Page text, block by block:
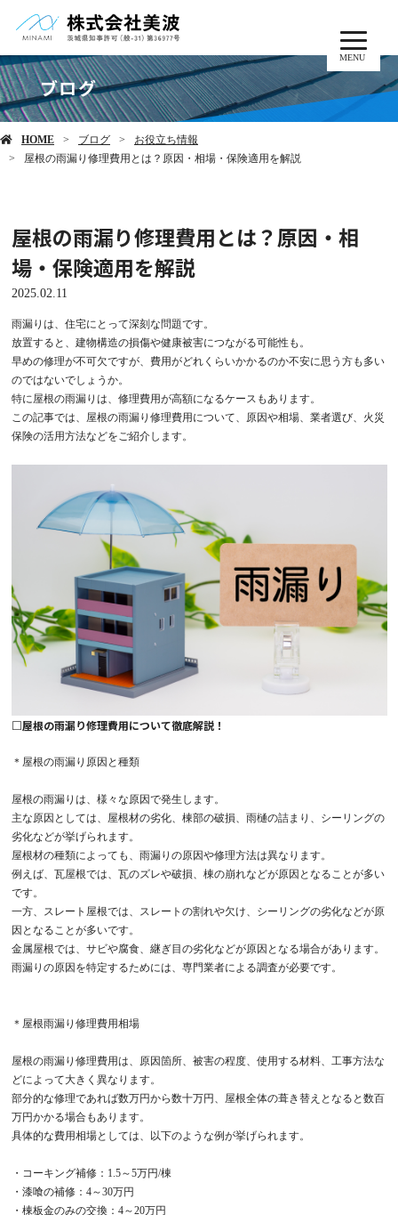
MENU
ブログ
HOME ブログ
お役立ち情報
屋根の雨漏り修理費用とは？原因・相場・保険適用を解説
屋根の雨漏り修理費用とは？原因・相
場・保険適用を解説
2025.02.11
雨漏りは、住宅にとって深刻な問題です。
放置すると、建物構造の損傷や健康被害につながる可能性も。
早めの修理が不可欠ですが、費用がどれくらいかかるのか不安に思う方も多い
のではないでしょうか。
特に屋根の雨漏りは、修理費用が高額になるケースもあります。
この記事では、屋根の雨漏り修理費用について、原因や相場、業者選び、火災
保険の活用方法などをご紹介します。
□屋根の雨漏り修理費用について徹底解説！
＊屋根の雨漏り原因と種類
屋根の雨漏りは、様々な原因で発生します。
主な原因としては、屋根材の劣化、棟部の破損、雨樋の詰まり、シーリングの
劣化などが挙げられます。
屋根材の種類によっても、雨漏りの原因や修理方法は異なります。
例えば、瓦屋根では、瓦のズレや破損、棟の崩れなどが原因となることが多い
です。
一方、スレート屋根では、スレートの割れや欠け、シーリングの劣化などが原
因となることが多いです。
金属屋根では、サビや腐食、継ぎ目の劣化などが原因となる場合があります。
雨漏りの原因を特定するためには、専門業者による調査が必要です。
＊屋根雨漏り修理費用相場
屋根の雨漏り修理費用は、原因箇所、被害の程度、使用する材料、工事方法な
どによって大きく異なります。
部分的な修理であれば数万円から数十万円、屋根全体の葺き替えとなると数百
万円かかる場合もあります。
具体的な費用相場としては、以下のような例が挙げられます。
・コーキング補修：1.5～5万円/棟
・漆喰の補修：4～30万円
・棟板金のみの交換：4～20万円